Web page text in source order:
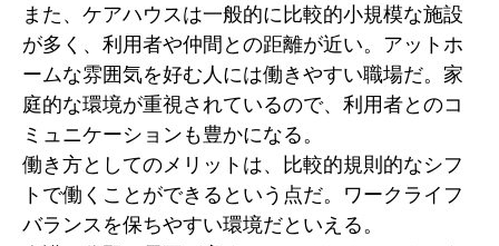
また、ケアハウスは一般的に比較的小規模な施設
が多く、利用者や仲間との距離が近い。アットホ
ームな雰囲気を好む人には働きやすい職場だ。家
庭的な環境が重視されているので、利用者とのコ
ミュニケーションも豊かになる。
働き方としてのメリットは、比較的規則的なシフ
トで働くことができるという点だ。ワークライフ
バランスを保ちやすい環境だといえる。